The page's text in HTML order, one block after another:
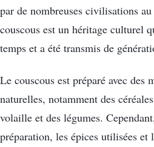
par de nombreuses civilisations
couscous est un héritage culturel
temps et a été transmis de
Le couscous est préparé avec des
naturelles, notamment des
volaille et des légumes.
préparation, les épices utilisées